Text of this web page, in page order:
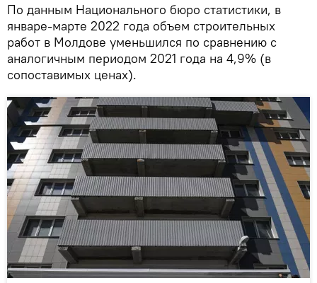
По данным Национального бюро статистики, в
январе-марте 2022 года объем строительных
работ в Молдове уменьшился по сравнению с
аналогичным периодом 2021 года на 4,9% (в
сопоставимых ценах).